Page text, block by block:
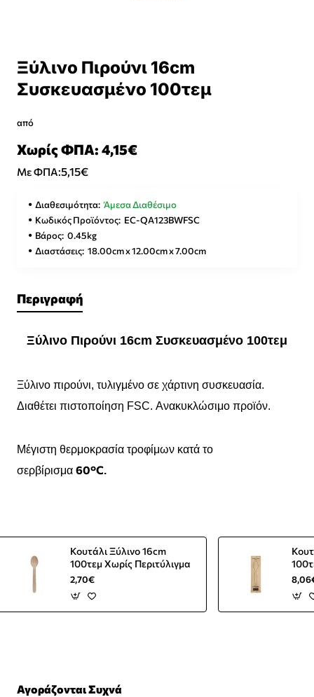
Ξύλινο Πιρούνι 16cm
Συσκευασμένο 100τεμ
από
Με ΦΠΑ:5,15€
Χωρίς ΦΠΑ: 4,15€
Διαθεσιμότητα: Άμεσα Διαθέσιμο
Κωδικός Προϊόντος: EC-QA123BWFSC
Βάρος: 0.45kg
Διαστάσεις: 18.00cm x 12.00cm x 7.00cm
Περιγραφή
Ξύλινο Πιρούνι 16cm Συσκευασμένο 100τεμ
Ξύλινο πιρούνι, τυλιγμένο σε χάρτινη συσκευασία.
Διαθέτει πιστοποίηση FSC. Ανακυκλώσιμο προϊόν.
Μέγιστη θερμοκρασία τροφίμων κατά το
σερβίρισμα 60°C.
Κουτάλι Ξύλινο 16cm
100τεμ Χωρίς Περιτύλιγμα
2,70€
Αγοράζονται Συχνά